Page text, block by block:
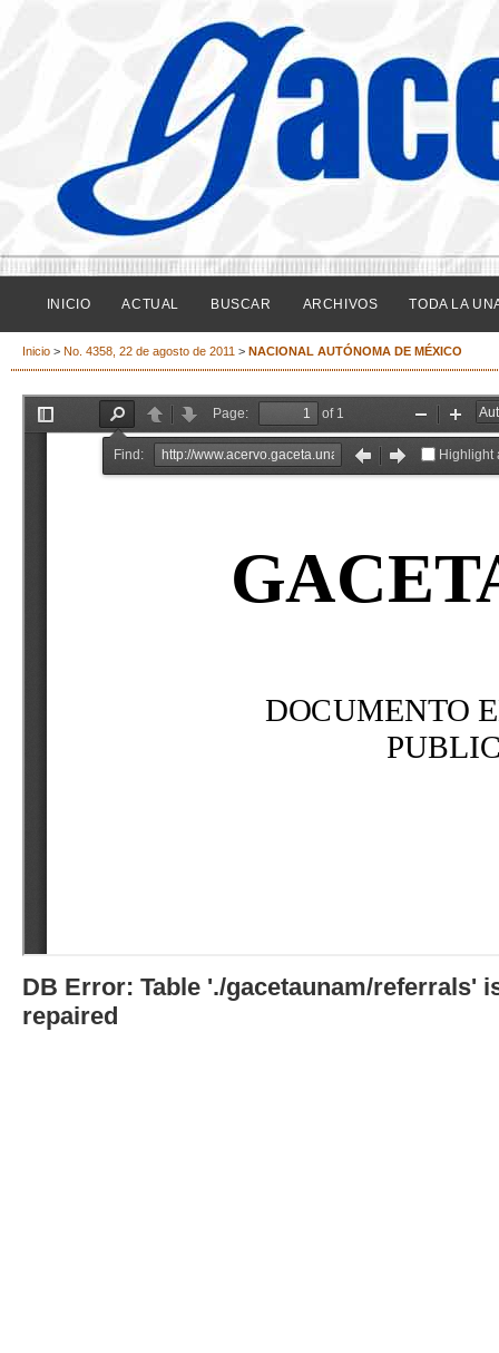
INICIO ACTUAL BUSCAR ARCHIVOS TODA LA
Inicio > No. 4358, 22 de agosto de 2011 > NACIONAL AUTÓNOMA DE MÉXICO
DB Error: Table './gacetaunam/referrals'
repaired